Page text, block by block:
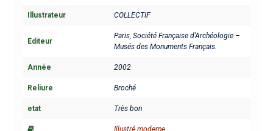
Illustrateur COLLECTIF
Editeur
Paris, Société Française d'Archéologie –
Musés des Monuments Français.
Année 2002
Reliure Broché
etat Très bon
Illustré moderne